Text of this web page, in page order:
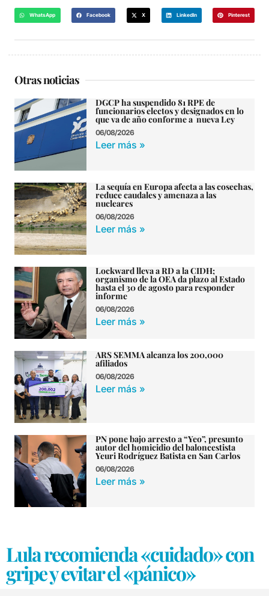
WhatsApp Facebook X LinkedIn Pinterest
Otras noticias
DGCP ha suspendido 81 RPE de
funcionarios electos y designados en lo
que va de año conforme a nueva Ley
06/08/2026
Leer más »
La sequía en Europa afecta a las cosechas,
reduce caudales y amenaza a las
nucleares
06/08/2026
Leer más »
Lockward lleva a RD a la CIDH;
organismo de la OEA da plazo al Estado
hasta el 30 de agosto para responder
informe
06/08/2026
Leer más »
ARS SEMMA alcanza los 200,000
afiliados
06/08/2026
Leer más »
PN pone bajo arresto a “Yeo”, presunto
autor del homicidio del baloncestista
Yeuri Rodríguez Batista en San Carlos
06/08/2026
Leer más »
Lula recomienda «cuidado» con
gripe y evitar el «pánico»